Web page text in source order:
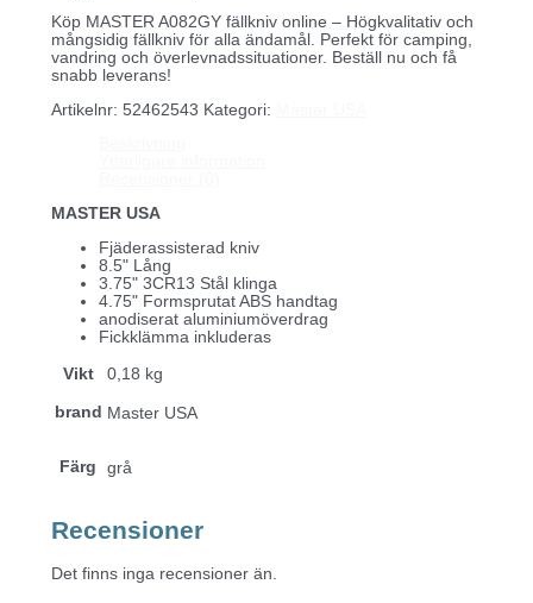
Köp MASTER A082GY fällkniv online – Högkvalitativ och
mångsidig fällkniv för alla ändamål. Perfekt för camping,
vandring och överlevnadssituationer. Beställ nu och få
snabb leverans!
Artikelnr: 52462543 Kategori:
MASTER USA
Fjäderassisterad kniv
8.5" Lång
3.75" 3CR13 Stål klinga
4.75" Formsprutat ABS handtag
anodiserat aluminiumöverdrag
Fickklämma inkluderas
Vikt 0,18 kg
brand Master USA
Färg grå
Recensioner
Det finns inga recensioner än.